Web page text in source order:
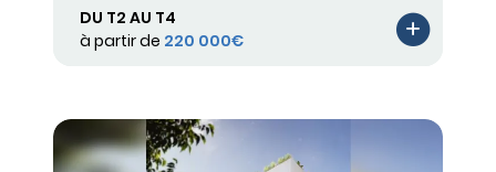
DU T2 AU T4
à partir de 220 000€